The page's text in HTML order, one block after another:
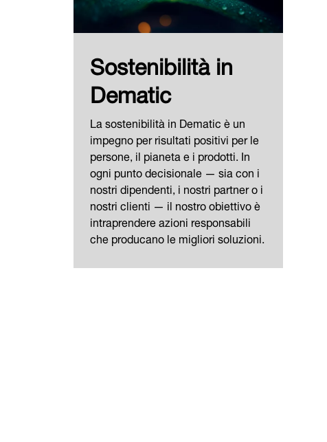
Sostenibilità in
Dematic
La sostenibilità in Dematic è un
impegno per risultati positivi per le
persone, il pianeta e i prodotti. In
ogni punto decisionale — sia con i
nostri dipendenti, i nostri partner o i
nostri clienti — il nostro obiettivo è
intraprendere azioni responsabili
che producano le migliori soluzioni.